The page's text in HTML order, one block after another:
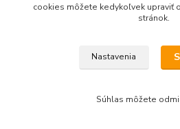
cookies môžete kedykoľvek upraviť
stránok.
Nastavenia
Súhlas môžete